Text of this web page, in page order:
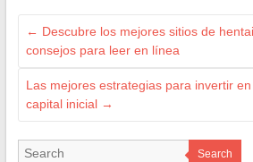
← Descubre los mejores sitios de
consejos para leer en línea
Las mejores estrategias para invertir
capital inicial →
Search